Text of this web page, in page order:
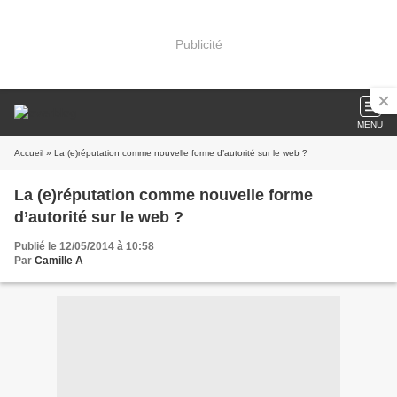
Publicité
MENU
Accueil » La (e)réputation comme nouvelle forme d’autorité sur le web ?
La (e)réputation comme nouvelle forme
d’autorité sur le web ?
Publié le 12/05/2014 à 10:58
Par Camille A